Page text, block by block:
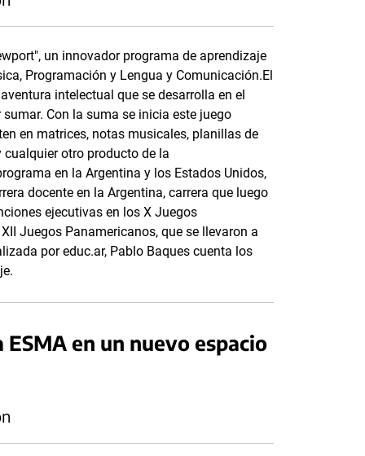
un innovador programa de aprendizaje
Programación y Lengua y Comunicación.El
intelectual que se desarrolla en el
Con la suma se inicia este juego
en matrices, notas musicales, planillas de
otro producto de la
en la Argentina y los Estados Unidos,
docente en la Argentina, carrera que luego
ejecutivas en los X Juegos
Juegos Panamericanos, que se llevaron a
por educ.ar, Pablo Baques cuenta los
en un nuevo espacio